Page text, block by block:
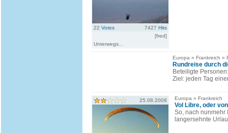
22 Votes 7427 Hits
[fred]
Unterwegs...
Europa » Frankreich »
Rundreise durch
Beteiligte
Ziel: jeden Tag
25.08.2008 Europa » Frankreich
Vol Libre, oder
So, nach nunmehr
langersehnte